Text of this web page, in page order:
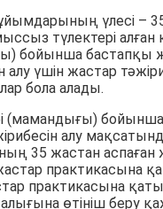
ұйымдарының үлесі –
түлектері алған
бойынша бастапқы
алу үшін жастар
бола алады.
(мамандығы)
алу
35 жастан
практикасына
практикасына
өтініш беру